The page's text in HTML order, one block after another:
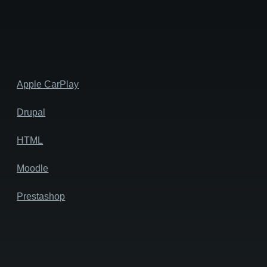
Apple CarPlay
Drupal
HTML
Moodle
Prestashop